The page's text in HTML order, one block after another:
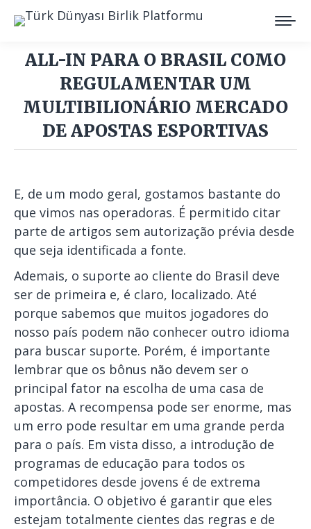
ALL-IN PARA O BRASIL COMO
REGULAMENTAR UM
MULTIBILIONÁRIO MERCADO
DE APOSTAS ESPORTIVAS
You are here:
E, de um modo geral, gostamos bastante do
que vimos nas operadoras. É permitido citar
parte de artigos sem autorização prévia desde
que seja identificada a fonte.
Ademais, o suporte ao cliente do Brasil deve
ser de primeira e, é claro, localizado. Até
porque sabemos que muitos jogadores do
nosso país podem não conhecer outro idioma
para buscar suporte. Porém, é importante
lembrar que os bônus não devem ser o
principal fator na escolha de uma casa de
apostas. A recompensa pode ser enorme, mas
um erro pode resultar em uma grande perda
para o país. Em vista disso, a introdução de
programas de educação para todos os
competidores desde jovens é de extrema
importância. O objetivo é garantir que eles
estejam totalmente cientes das regras e de